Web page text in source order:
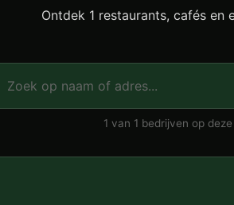
Ontdek 1 restaurants, cafés en
1 van 1 bedrijven op